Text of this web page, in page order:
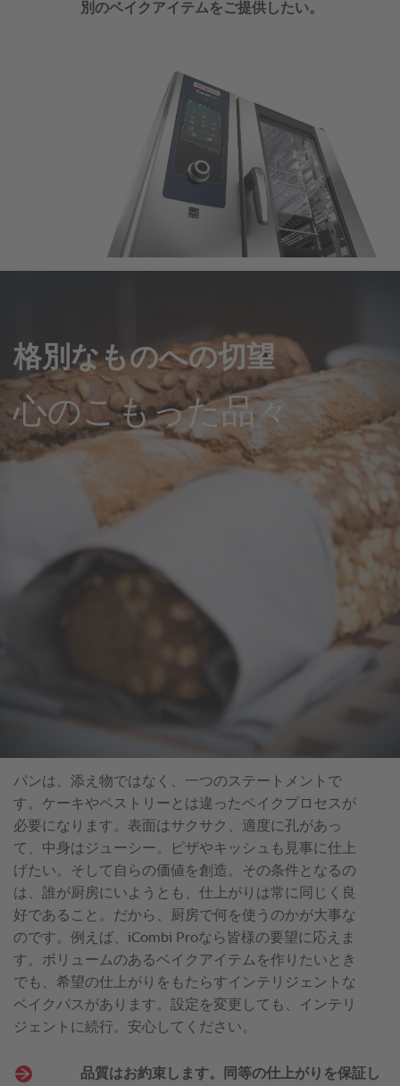
別のベイクアイテムをご提供したい。
パンは、添え物ではなく、一つのステートメントで
す。ケーキやペストリーとは違ったベイクプロセスが
必要になります。表面はサクサク、適度に孔があっ
て、中身はジューシー。ピザやキッシュも見事に仕上
げたい。そして自らの価値を創造。その条件となるの
は、誰が厨房にいようとも、仕上がりは常に同じく良
好であること。だから、厨房で何を使うのかが大事な
のです。例えば、iCombi Proなら皆様の要望に応えま
す。ボリュームのあるベイクアイテムを作りたいとき
でも、希望の仕上がりをもたらすインテリジェントな
ベイクパスがあります。設定を変更しても、インテリ
ジェントに続行。安心してください。
品質はお約束します。同等の仕上がりを保証し